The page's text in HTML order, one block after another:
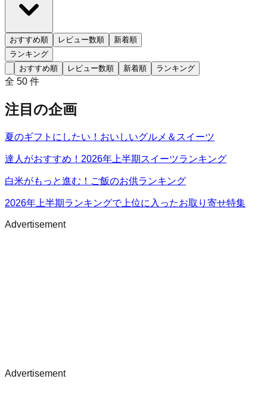
おすすめ順 レビュー数順
新着順
ランキング
おすすめ順
レビュー数順 新着順 ランキング
全 50 件
注目の企画
夏のギフトにしたい！おいしいグルメ＆スイーツ
達人がおすすめ！2026年上半期スイーツランキング
白米がもっと進む！ご飯のお供ランキング
2026年上半期ランキングで上位に入ったお取り寄せ特集
Advertisement
Advertisement